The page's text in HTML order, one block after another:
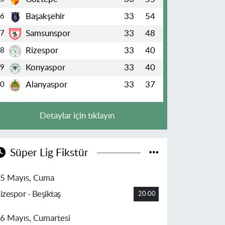
6 Başakşehir 33 54
7 Samsunspor 33 48
8 Rizespor 33 40
9 Konyaspor 33 40
Alanyaspor 33 37
Detaylar için tıklayın
Süper Lig Fikstür
Mayıs, Cuma
- Beşiktaş
20:00
Mayıs, Cumartesi